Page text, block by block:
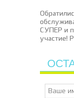
СУПЕР и
участие!